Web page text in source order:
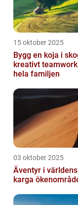
15 oktober 2025
Bygg en koja i
kreativt
hela familjen
03 oktober 2025
Äventyr i
karga